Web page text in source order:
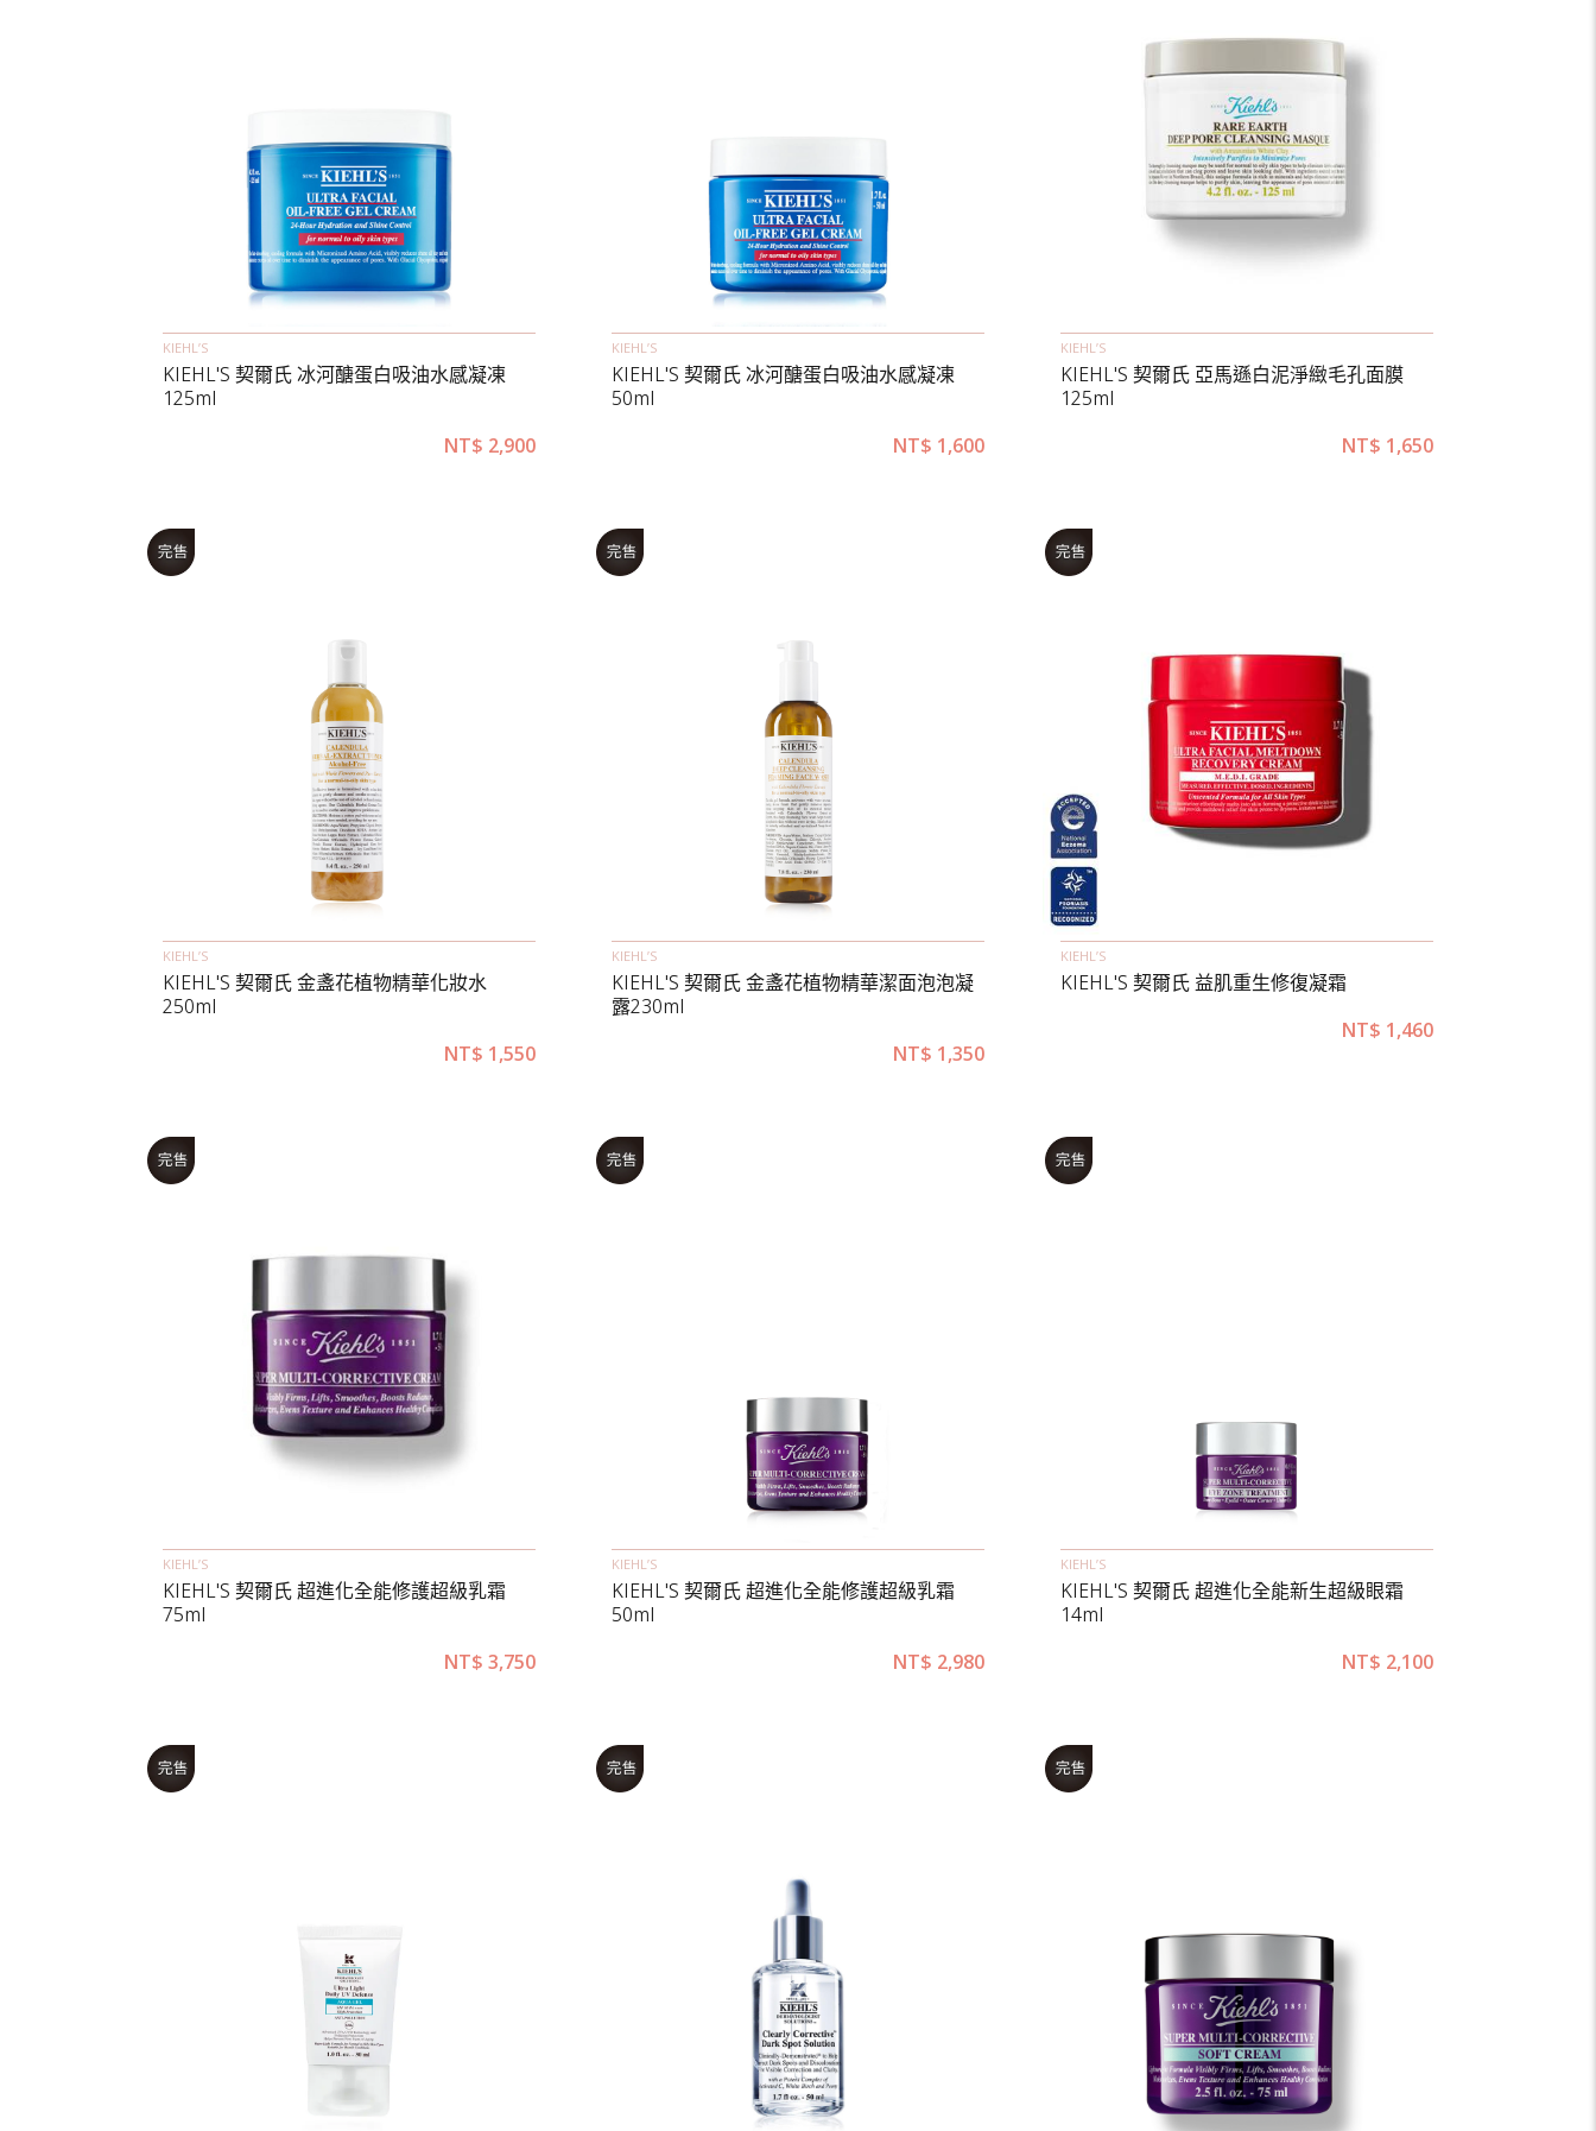
KIEHL’S
KIEHL'S 契爾氏 冰河醣蛋白吸油水感凝凍
125ml
NT$ 2,900
KIEHL’S
KIEHL'S 契爾氏 冰河醣蛋白吸油水感凝凍
50ml
NT$ 1,600
KIEHL’S
KIEHL'S 契爾氏 亞馬遜白泥淨緻毛孔面膜
125ml
NT$ 1,650
KIEHL’S
KIEHL'S 契爾氏 金盞花植物精華化妝水
250ml
NT$ 1,550
KIEHL’S
KIEHL'S 契爾氏 金盞花植物精華潔面泡泡凝
露230ml
NT$ 1,350
KIEHL’S
KIEHL'S 契爾氏 益肌重生修復凝霜
NT$ 1,460
KIEHL’S
KIEHL'S 契爾氏 超進化全能修護超級乳霜
75ml
NT$ 3,750
KIEHL’S
KIEHL'S 契爾氏 超進化全能修護超級乳霜
50ml
NT$ 2,980
KIEHL’S
KIEHL'S 契爾氏 超進化全能新生超級眼霜
14ml
NT$ 2,100